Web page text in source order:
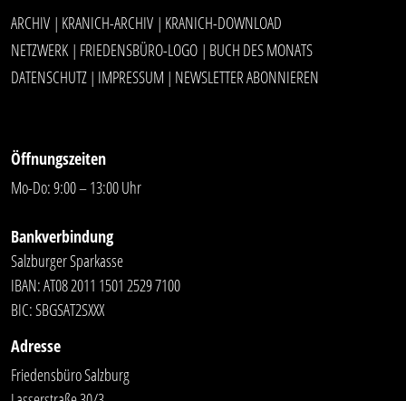
ARCHIV | KRANICH-ARCHIV | KRANICH-DOWNLOAD
NETZWERK | FRIEDENSBÜRO-LOGO | BUCH DES MONATS
DATENSCHUTZ | IMPRESSUM | NEWSLETTER ABONNIEREN
Öffnungszeiten
Mo-Do: 9:00 – 13:00 Uhr
Bankverbindung
Salzburger Sparkasse
IBAN: AT08 2011 1501 2529 7100
BIC: SBGSAT2SXXX
Adresse
Friedensbüro Salzburg